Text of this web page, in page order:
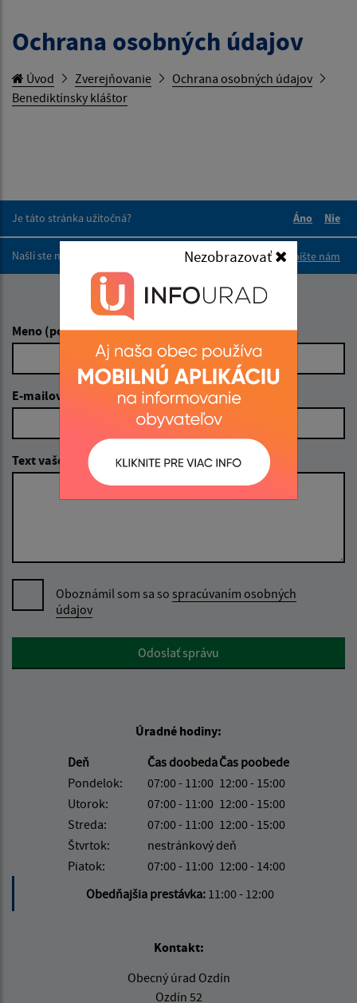
Nezobrazovať
Ochrana osobných údajov
Úvod Zverejňovanie
Ochrana osobných údajov
Benediktínsky kláštor
Je táto stránka užitočná?
Áno
Nie
Našli ste na stránke chybu?
Napíšte nám
Napíšte nám:
Meno (povinné)
E-mailová adresa (povinné)
Text vašej správy (povinné)
Oboznámil som sa so spracúvaním osobných
údajov
Google reCaptcha ResponseOdoslať správu
Úradné hodiny:
Deň
Čas doobedaČas poobede
Pondelok:
07:00 - 11:00 12:00 - 15:00
Utorok:
07:00 - 11:00 12:00 - 15:00
Streda:
07:00 - 11:00 12:00 - 15:00
Štvrtok:
nestránkový deň
Piatok:
07:00 - 11:00 12:00 - 14:00
Obedňajšia prestávka: 11:00 - 12:00
Kontakt:
Obecný úrad Ozdín
Ozdín 52